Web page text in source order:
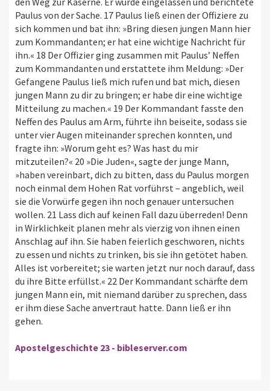
Paulus von der Sache. 17 Paulus ließ einen der Offiziere zu
sich kommen und bat ihn: »Bring diesen jungen Mann hier
zum Kommandanten; er hat eine wichtige Nachricht für
ihn.« 18 Der Offizier ging zusammen mit Paulus’ Neffen
zum Kommandanten und erstattete ihm Meldung: »Der
Gefangene Paulus ließ mich rufen und bat mich, diesen
jungen Mann zu dir zu bringen; er habe dir eine wichtige
Mitteilung zu machen.« 19 Der Kommandant fasste den
Neffen des Paulus am Arm, führte ihn beiseite, sodass sie
unter vier Augen miteinander sprechen konnten, und
fragte ihn: »Worum geht es? Was hast du mir
mitzuteilen?« 20 »Die Juden«, sagte der junge Mann,
»haben vereinbart, dich zu bitten, dass du Paulus morgen
noch einmal dem Hohen Rat vorführst – angeblich, weil
sie die Vorwürfe gegen ihn noch genauer untersuchen
wollen. 21 Lass dich auf keinen Fall dazu überreden! Denn
in Wirklichkeit planen mehr als vierzig von ihnen einen
Anschlag auf ihn. Sie haben feierlich geschworen, nichts
zu essen und nichts zu trinken, bis sie ihn getötet haben.
Alles ist vorbereitet; sie warten jetzt nur noch darauf, dass
du ihre Bitte erfüllst.« 22 Der Kommandant schärfte dem
jungen Mann ein, mit niemand darüber zu sprechen, dass
er ihm diese Sache anvertraut hatte. Dann ließ er ihn
gehen.
Apostelgeschichte 23 - bibleserver.com